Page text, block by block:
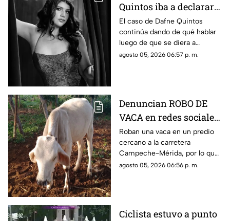
Quintos iba a declarar
contra su padre por
4BUS0 S3XU4L días
antes de su MUERTE
El caso de Dafne Quintos
continúa dando de qué hablar
luego de que se diera a
conocer que declararía contra
agosto 05, 2026 06:57 p. m.
Denuncian ROBO DE
VACA en redes sociales;
ocurrió en un rancho
de la carretera
Campeche-Mérida
Roban una vaca en un predio
cercano a la carretera
Campeche-Mérida, por lo que
familiares piden apoyo a la
agosto 05, 2026 06:56 p. m.
Ciclista estuvo a punto